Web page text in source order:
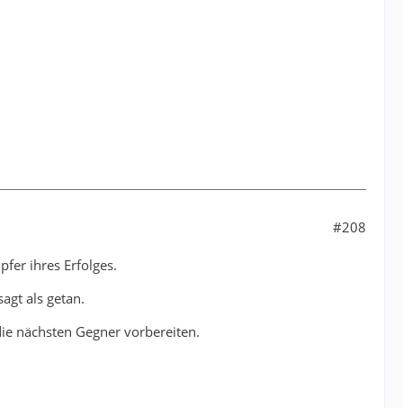
#208
ihres Erfolges.
als getan.
nächsten Gegner vorbereiten.